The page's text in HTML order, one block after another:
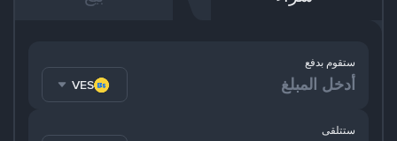
ستقوم بدفع
VES
ستتلقى